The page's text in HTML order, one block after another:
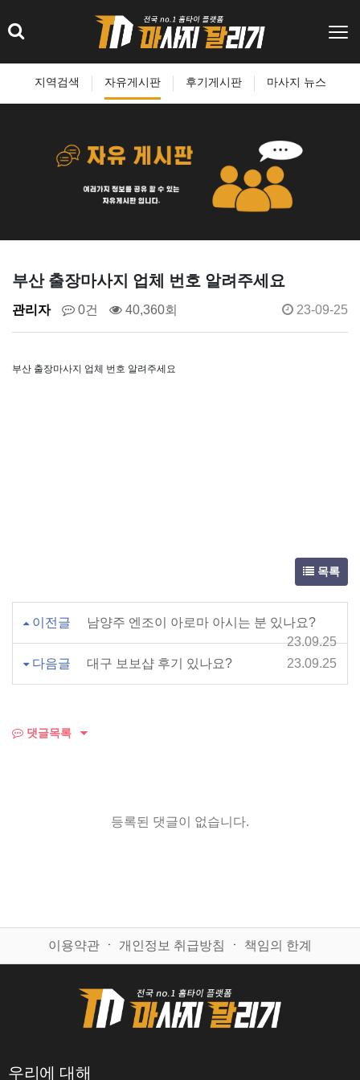
지역검색 자유게시판 후기게시판 마사지 뉴스
부산 출장마사지 업체 번호 알려주세요
관리자 0건 40,360회 23-09-25
부산 출장마사지 업체 번호 알려주세요
목록
이전글
남양주 엔조이 아로마 아시는 분 있나요?
23.09.25
다음글
대구 보보샵 후기 있나요? 23.09.25
댓글목록
등록된 댓글이 없습니다.
이용약관 ㆍ 개인정보 취급방침 ㆍ 책임의 한계
우리에 대해